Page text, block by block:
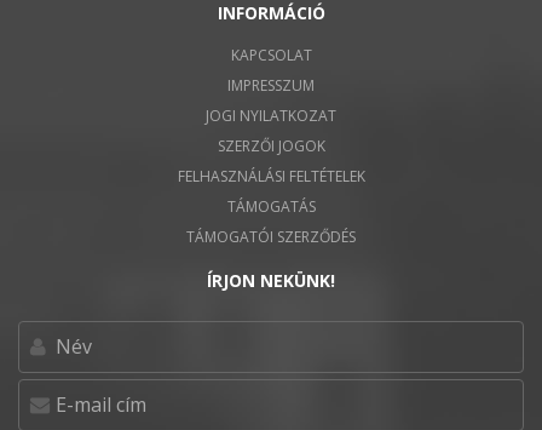
INFORMÁCIÓ
KAPCSOLAT
IMPRESSZUM
JOGI NYILATKOZAT
SZERZŐI JOGOK
FELHASZNÁLÁSI FELTÉTELEK
TÁMOGATÁS
TÁMOGATÓI SZERZŐDÉS
ÍRJON NEKÜNK!